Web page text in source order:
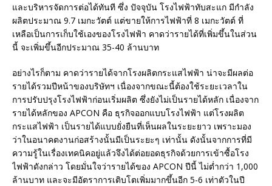
และบริหารจัดการต่อได้ทันที ซึ่ง ปัจจุบัน โรงไฟฟ้าทับสะแก มีกำลัง
ผลิตประมาณ 9.7 เมกะวัตต์ แต่ขายให้การไฟฟ้าที่ 8 เมกะวัตต์ ที่
เหลือเป็นการเก็บใช้เองของโรงไฟฟ้า คาดว่ารายได้ที่เพิ่มขึ้นในส่วน
นี้ จะเพิ่มขึ้นอีกประมาณ 35-40 ล้านบาท
อย่างไรก็ตาม คาดว่ารายได้จากโรงผลิตกระแสไฟฟ้า น่าจะมีผลต่อ
รายได้รวมปีหน้าของบริษัทฯ เนื่องจากขณะนี้ต้องใช้ระยะเวลาใน
การปรับปรุงโรงไฟฟ้าก่อนเริ่มผลิต ซึ่งยังไม่เป็นรายได้หลัก เนื่องจาก
รายได้หลักของ APCON คือ ธุรกิจออกแบบโรงไฟฟ้า แต่โรงผลิต
กระแสไฟฟ้า เป็นรายได้แบบยั่งยืนที่เห็นผลในระยะยาว เพราะมอง
ว่าในอนาคตงานก่อสร้างนั้นมีเป็นระยะๆ เท่านั้น ดังนั้นจากการที่มี
ความรู้ในเรื่องเทคนิคอยู่แล้วจึงได้ต่อยอดธุรกิจด้วยการเข้าซื้อโรง
ไฟฟ้าดังกล่าว โดยมั่นใจว่ารายได้ของ APCON ปีนี้ ไม่ต่ำกว่า 1,000
ล้านบาท และจะมีอัตราการเติบโตเพิ่มมากขึ้นอีก 5-6 เท่าตัวในปี